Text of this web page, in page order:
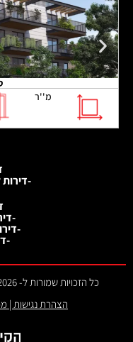
מ''ר
-
-
-
-
כל הזכויות שמורות ל- 2026 .Morag |
הצהרת נגישות |